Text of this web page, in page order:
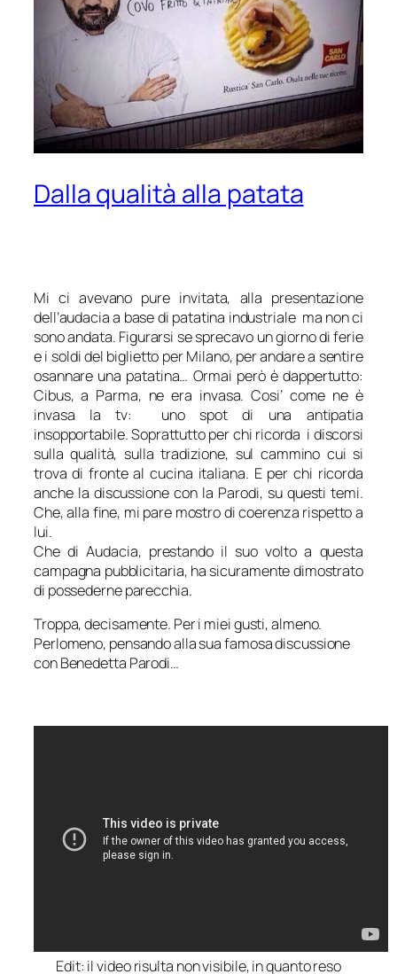
Dalla qualità alla patata
Mi ci avevano pure invitata, alla presentazione
dell’audacia a base di patatina industriale ma non ci
sono andata. Figurarsi se sprecavo un giorno di ferie
e i soldi del biglietto per Milano, per andare a sentire
osannare una patatina… Ormai però è dappertutto:
Cibus, a Parma, ne era invasa. Cosi’ come ne è
invasa la tv: uno spot di una antipatia
insopportabile. Soprattutto per chi ricorda i discorsi
sulla qualità, sulla tradizione, sul cammino cui si
trova di fronte al cucina italiana. E per chi ricorda
anche la discussione con la Parodi, su questi temi.
Che, alla fine, mi pare mostro di coerenza rispetto a
lui.
Che di Audacia, prestando il suo volto a questa
campagna pubblicitaria, ha sicuramente dimostrato
di possederne parecchia.
Troppa, decisamente. Per i miei gusti, almeno.
Perlomeno, pensando alla sua famosa discussione
con Benedetta Parodi…
Edit: il video risulta non visibile, in quanto reso